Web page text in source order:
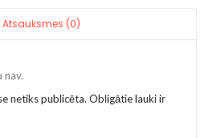
Atsauksmes (0)
nav.
netiks publicēta. Obligātie lauki ir